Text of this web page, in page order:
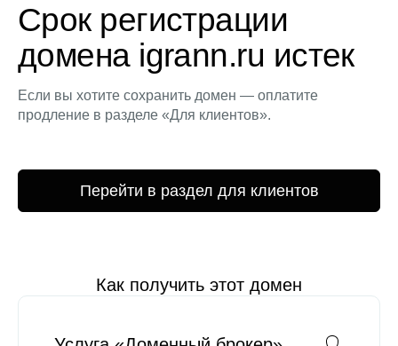
Срок регистрации
домена igrann.ru истек
Если вы хотите сохранить домен — оплатите
продление в разделе «Для клиентов».
Перейти в раздел для клиентов
Как получить этот домен